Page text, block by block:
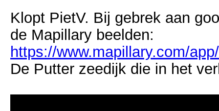
Klopt PietV. Bij gebrek aan
de Mapillary beelden:
https://www.mapillary.com/
De Putter zeedijk die in het